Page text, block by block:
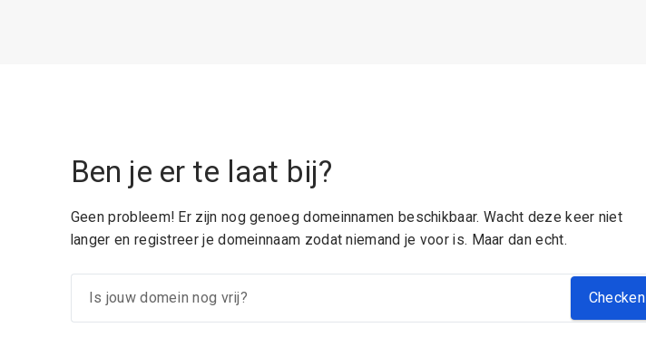
Ben je er te laat bij?
Geen probleem! Er zijn nog genoeg domeinnamen beschikbaar. Wacht deze keer niet
langer en registreer je domeinnaam zodat niemand je voor is. Maar dan echt.
Checken